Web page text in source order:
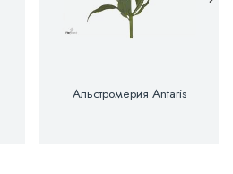
Альстромерия Antaris